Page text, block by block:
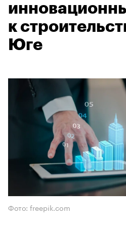
к
Юге
Фото: freepik.com